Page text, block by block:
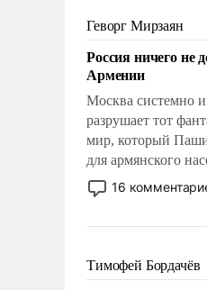
Сложившаяся
означает
уязвимости США,
перед Китаем.
Геворг Мирзаян
Россия ничего не
Армении
Москва системно
разрушает тот
мир, который
для армянского
Мир, где политические
прожекты будут
Еревану за свои
16
Тимофей Бордачёв